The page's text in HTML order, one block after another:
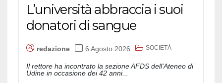
L’università abbraccia i suoi
donatori di sangue
redazione 6 Agosto 2026 SOCIETÀ
Il rettore ha incontrato la sezione AFDS dell'Ateneo di
Udine in occasione dei 42 anni...